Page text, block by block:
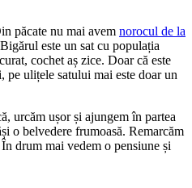
păcate nu mai avem norocul de la
este un sat cu populația
cochet aș zice. Doar că este
pe ulițele satului mai este doar un
urcăm ușor și ajungem în partea
o belvedere frumoasă. Remarcăm
drum mai vedem o pensiune și